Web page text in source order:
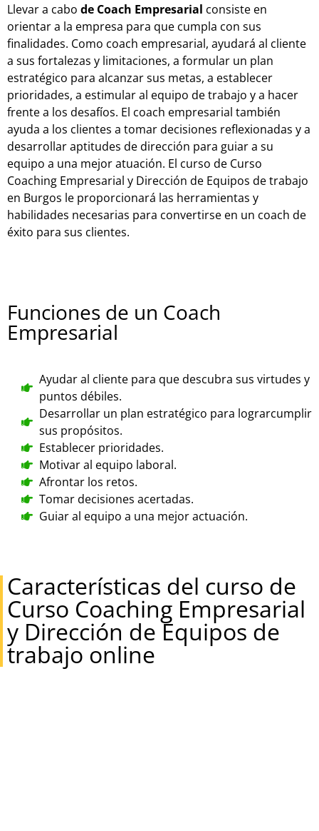
Llevar a cabo de Coach Empresarial consiste en
orientar a la empresa para que cumpla con sus
finalidades. Como coach empresarial, ayudará al cliente
a sus fortalezas y limitaciones, a formular un plan
estratégico para alcanzar sus metas, a establecer
prioridades, a estimular al equipo de trabajo y a hacer
frente a los desafíos. El coach empresarial también
ayuda a los clientes a tomar decisiones reflexionadas y a
desarrollar aptitudes de dirección para guiar a su
equipo a una mejor atuación. El curso de Curso
Coaching Empresarial y Dirección de Equipos de trabajo
en Burgos le proporcionará las herramientas y
habilidades necesarias para convertirse en un coach de
éxito para sus clientes.
Funciones de un Coach
Empresarial
Ayudar al cliente para que descubra sus virtudes y
puntos débiles.
Desarrollar un plan estratégico para lograrcumplir
sus propósitos.
Establecer prioridades.
Motivar al equipo laboral.
Afrontar los retos.
Tomar decisiones acertadas.
Guiar al equipo a una mejor actuación.
Características del curso de
Curso Coaching Empresarial
y Dirección de Equipos de
trabajo online